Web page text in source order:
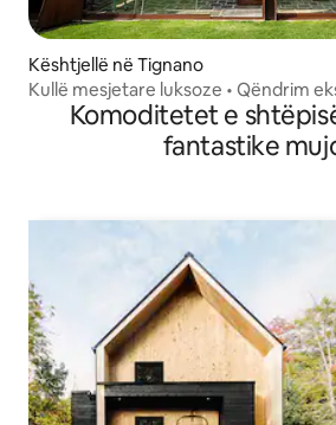
Kështjellë në Tignano
Kullë mesjetare luksoze • Qëndrim
Komoditetet e
fantastike